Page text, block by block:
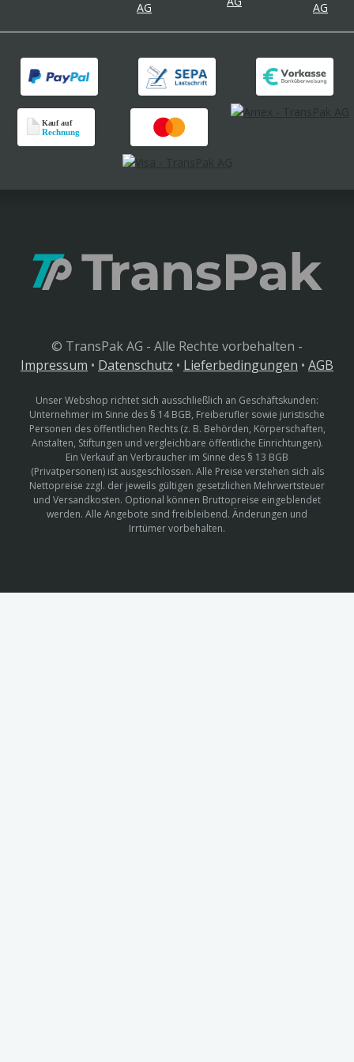
© TransPak AG - Alle Rechte vorbehalten -
Impressum • Datenschutz • Lieferbedingungen • AGB
Unser Webshop richtet sich ausschließlich an Geschäftskunden:
Unternehmer im Sinne des § 14 BGB, Freiberufler sowie juristische
Personen des öffentlichen Rechts (z. B. Behörden, Körperschaften,
Anstalten, Stiftungen und vergleichbare öffentliche Einrichtungen).
Ein Verkauf an Verbraucher im Sinne des § 13 BGB
(Privatpersonen) ist ausgeschlossen. Alle Preise verstehen sich als
Nettopreise zzgl. der jeweils gültigen gesetzlichen Mehrwertsteuer
und Versandkosten. Optional können Bruttopreise eingeblendet
werden. Alle Angebote sind freibleibend. Änderungen und
Irrtümer vorbehalten.